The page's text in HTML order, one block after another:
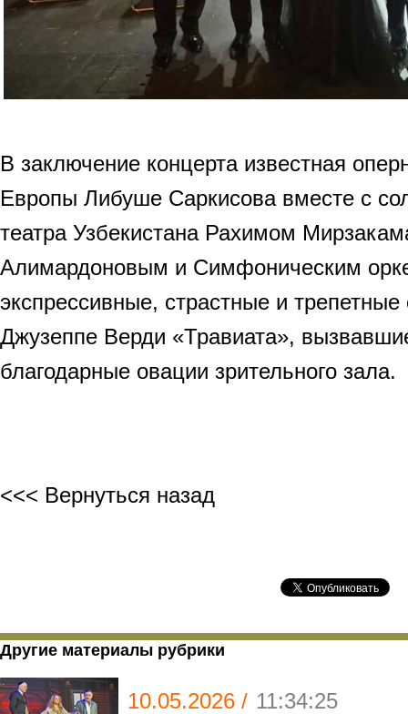
В заключение концерта известная
Европы Либуше Саркисова вместе с
театра Узбекистана Рахимом
Алимардоновым и Симфоническим
экспрессивные, страстные и
Джузеппе Верди «Травиата»,
благодарные овации зрительного зала.
<<< Вернуться назад
Другие материалы рубрики
10.05.2026 / 11:34:25